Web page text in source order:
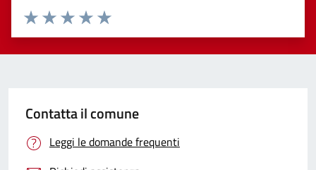
Valuta 5 stelle su 5
Valuta 4 stelle su 5
Valuta 3 stelle su 5
Valuta 2 stelle su 5
Valuta 1 stelle su 5
Contatta il comune
Leggi le domande frequenti